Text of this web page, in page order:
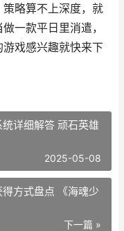
略算不上深度，就
一款平日里消遣，
戏感兴趣就快来下
统详细解答 顽石英雄
2025-05-08
得方式盘点 《海魂少
下一篇 »